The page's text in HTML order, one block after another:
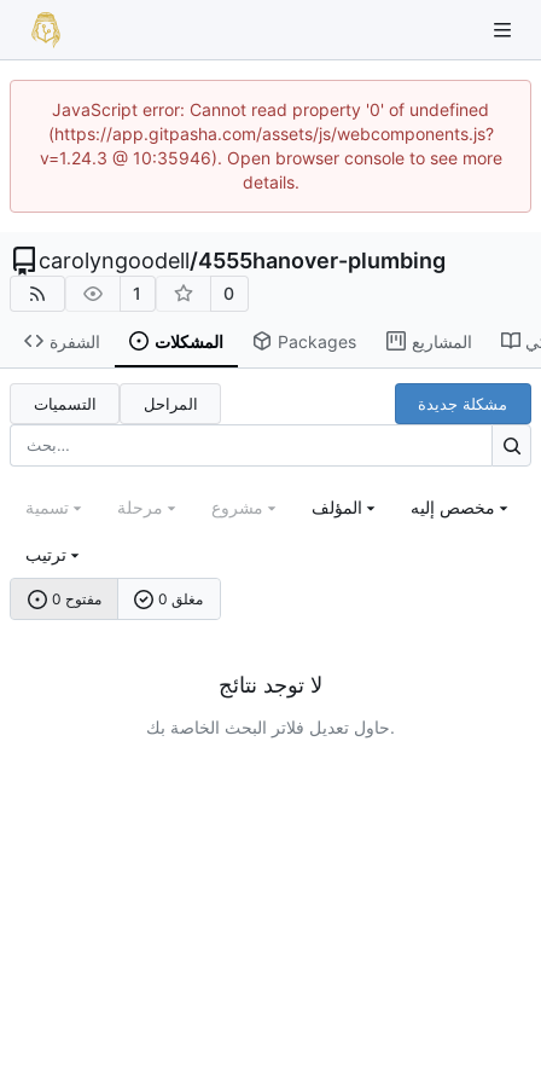
JavaScript error: Cannot read property '0' of undefined
(https://app.gitpasha.com/assets/js/webcomponents.js?
v=1.24.3 @ 10:35946). Open browser console to see more
details.
carolyngoodell/4555hanover-plumbing
1 0
الشفرة المشكلات Packages المشاريع
التسميات المراحل مشكلة جديدة
0 مفتوح 0 مغلق
تسمية مرحلة مشروع المؤلف مخصص إليه
ترتيب
لا توجد نتائج
حاول تعديل فلاتر البحث الخاصة بك.